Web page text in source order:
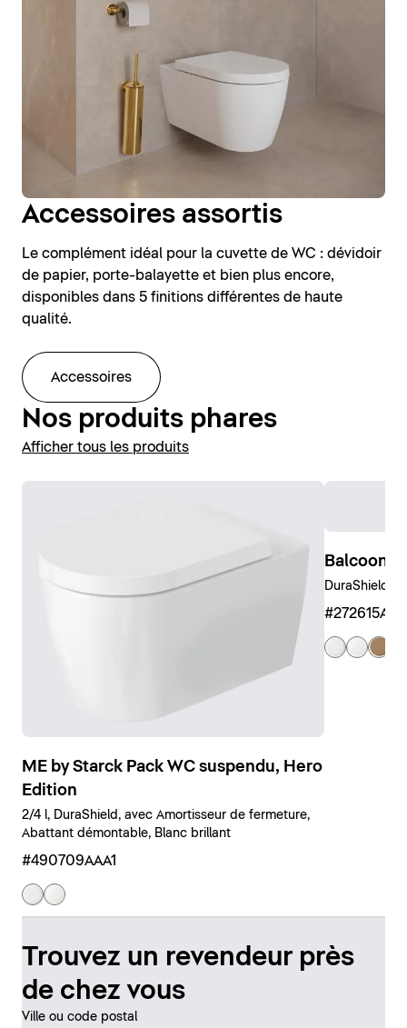
Accessoires assortis
Le complément idéal pour la cuvette de WC : dévidoir
de papier, porte-balayette et bien plus encore,
disponibles dans 5 finitions différentes de haute
qualité.
Accessoires
Nos produits phares
Afficher tous les produits
ME by Starck Pack WC suspendu, Hero
Edition
2/4 l, DuraShield, avec Amortisseur de fermeture,
Abattant démontable, Blanc brillant
#490709AAA1
Balcoon
DuraShield,
Trouvez un revendeur près
de chez vous
Ville ou code postal